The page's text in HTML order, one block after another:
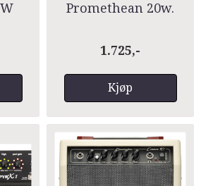
Promethean 20w.
1.725,-
Kjøp